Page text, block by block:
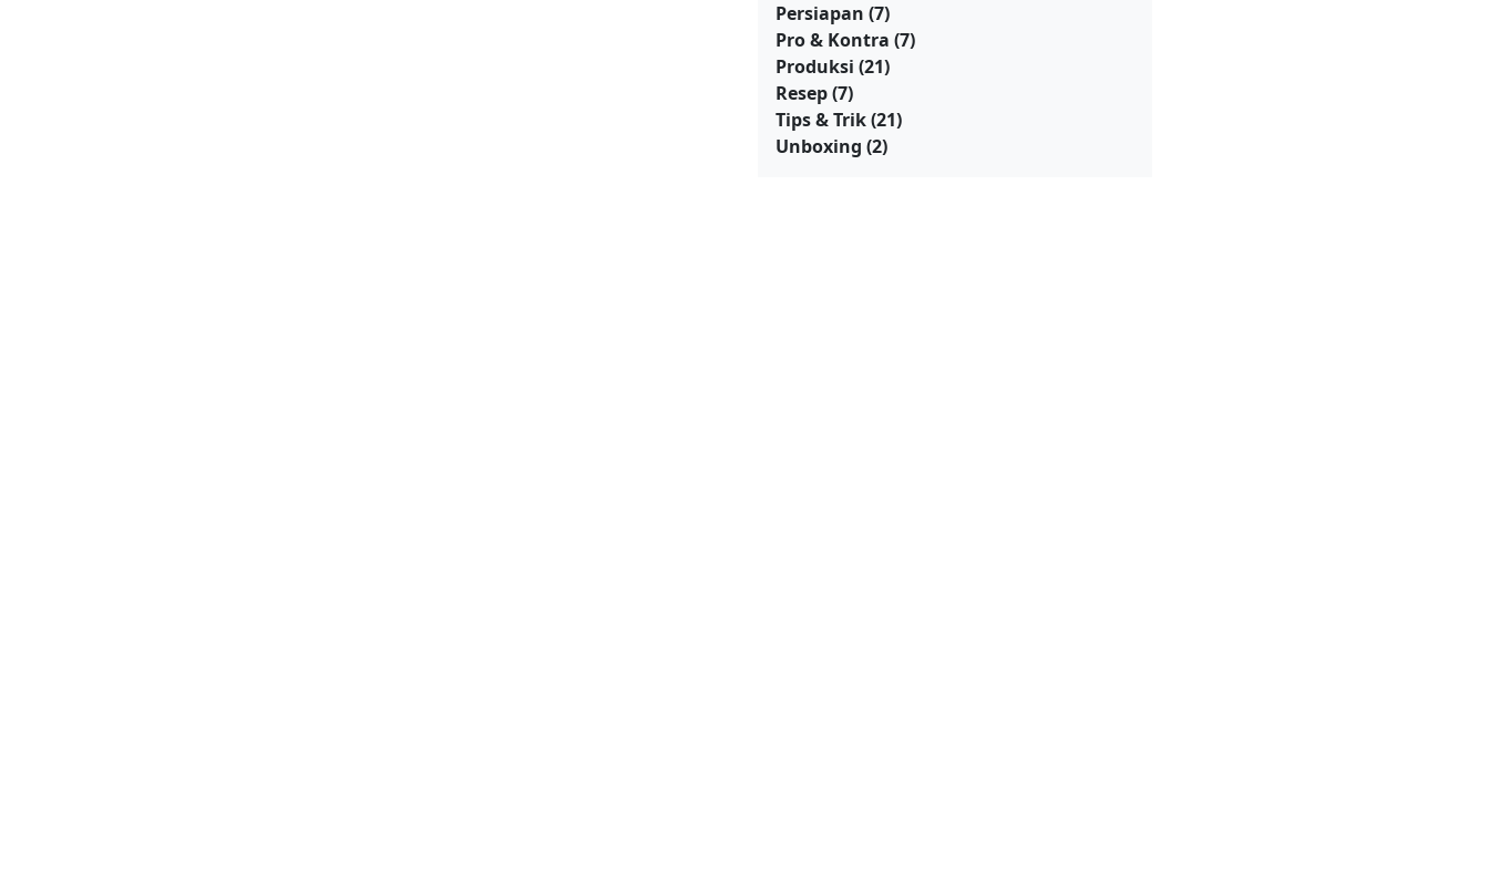
Persiapan (7)
Pro & Kontra (7)
Produksi (21)
Resep(7)
Tips & Trik(21)
Unboxing (2)